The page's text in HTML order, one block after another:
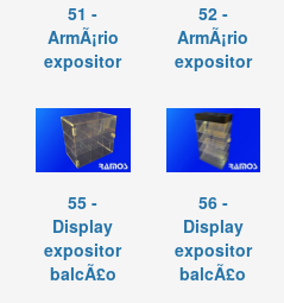
51 -
ArmÃ¡rio
expositor
52 -
ArmÃ¡rio
expositor
55 -
Display
expositor
balcÃ£o
56 -
Display
expositor
balcÃ£o